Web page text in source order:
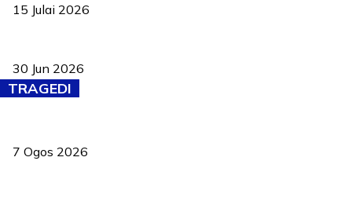
15 Julai 2026
30 Jun 2026
TRAGEDI
7 Ogos 2026